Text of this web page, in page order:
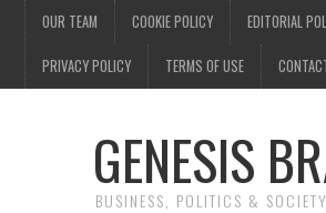
OUR TEAM COOKIE POLICY EDITORIAL
PRIVACY POLICY TERMS OF USE
GENESIS
BUSINESS, POLITICS &